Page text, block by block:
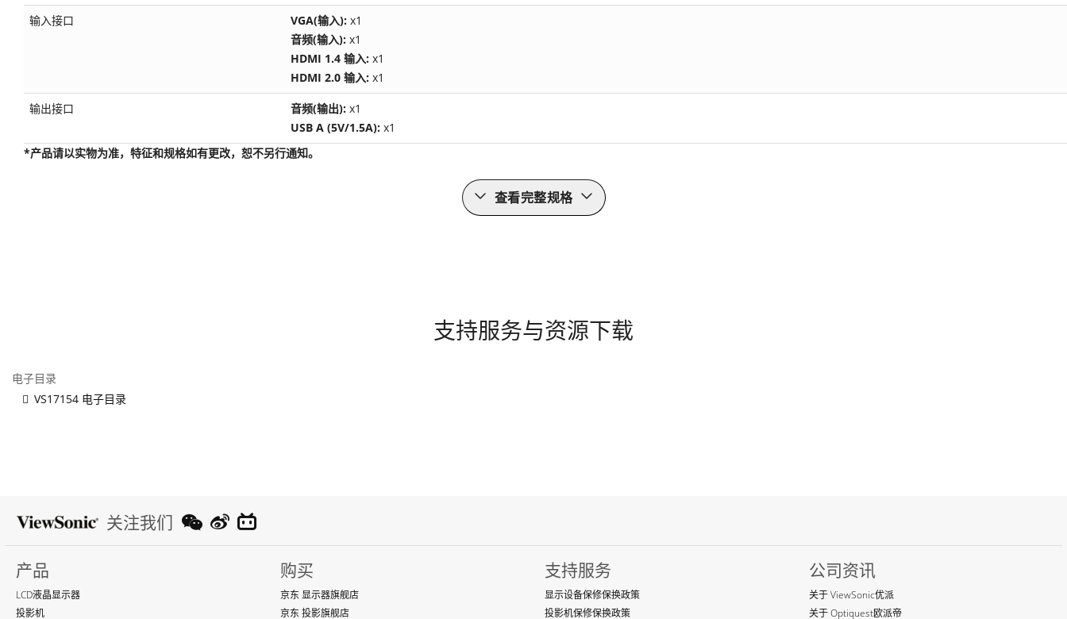
输入接口 VGA(输入): x1
音频(输入): x1
HDMI 1.4 输入: x1
HDMI 2.0 输入: x1
输出接口 音频(输出): x1
USB A (5V/1.5A): x1
*产品请以实物为准，特征和规格如有更改，恕不另行通知。
查看完整规格
支持服务与资源下载
电子目录
VS17154 电子目录
关注我们
产品
LCD液晶显示器
投影机
购买
京东 显示器旗舰店
京东 投影旗舰店
支持服务
显示设备保修保换政策
投影机保修保换政策
公司资讯
关于 ViewSonic优派
关于 Optiquest欧派帝